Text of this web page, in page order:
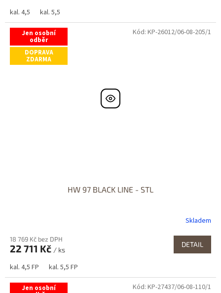
kal. 4,5 kal. 5,5
Jen osobní
odběr
DOPRAVA
ZDARMA
HW 97 BLACK LINE - STL
Skladem
18 769 Kč bez DPH
22 711 Kč / ks
DETAIL
kal. 4,5 FP kal. 5,5 FP
Kód: KP-26012/06-08-205/1
Jen osobní Kód: KP-27437/06-08-110/1